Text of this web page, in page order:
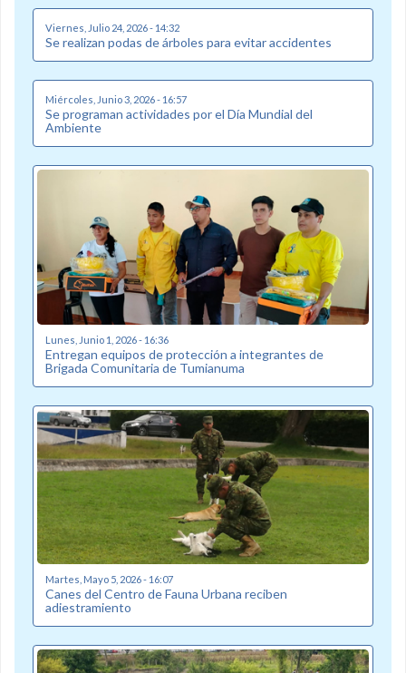
Viernes, Julio 24, 2026 - 14:32
Se realizan podas de árboles para evitar accidentes
Miércoles, Junio 3, 2026 - 16:57
Se programan actividades por el Día Mundial del
Ambiente
Lunes, Junio 1, 2026 - 16:36
Entregan equipos de protección a integrantes de
Brigada Comunitaria de Tumianuma
Martes, Mayo 5, 2026 - 16:07
Canes del Centro de Fauna Urbana reciben
adiestramiento